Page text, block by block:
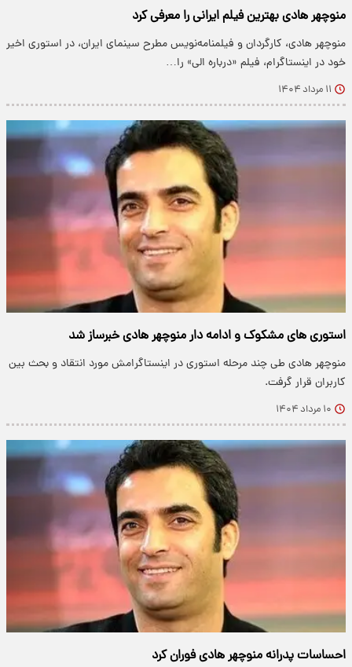
منوچهر هادی بهترین فیلم ایرانی را معرفی کرد
منوچهر هادی، کارگردان و فیلمنامه‌نویس مطرح سینمای ایران، در استوری اخیر
خود در اینستاگرام، فیلم «درباره الی» را…
۱۱ مرداد ۱۴۰۴
استوری های مشکوک و ادامه دار منوچهر هادی خبرساز شد
منوچهر هادی طی چند مرحله استوری در اینستاگرامش مورد انتقاد و بحث بین
کاربران قرار گرفت.
۱۰ مرداد ۱۴۰۴
احساسات پدرانه منوچهر هادی فوران کرد